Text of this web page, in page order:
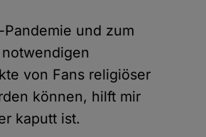
und zum
von Fans religiöser
können, hilft mir
kaputt ist.